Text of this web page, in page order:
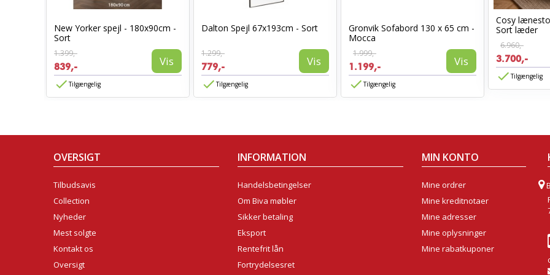
New Yorker spejl - 180x90cm -
Sort
1.399,-
839,- Vis
Tilgængelig
Dalton Spejl 67x193cm - Sort
1.299,-
779,- Vis
Tilgængelig
Gronvik Sofabord 130 x 65 cm -
Mocca
1.999,-
1.199,- Vis
Tilgængelig
Cosy
Sort læder
6.960,-
3.700,-
Tilgængelig
OVERSIGT
Tilbudsavis
Collection
Nyheder
Mest solgte
Kontakt os
Oversigt
INFORMATION
Handelsbetingelser
Om Biva møbler
Sikker betaling
Eksport
Rentefrit lån
Fortrydelsesret
MIN KONTO
Mine ordrer
Mine kreditnotaer
Mine adresser
Mine oplysninger
Mine rabatkuponer